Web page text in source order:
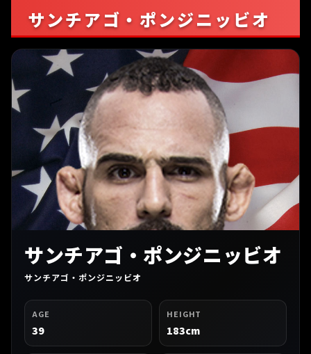
サンチアゴ・ポンジニッビオ
サンチアゴ・ポンジニッビオ
サンチアゴ・ポンジニッビオ
AGE
39
HEIGHT
183cm